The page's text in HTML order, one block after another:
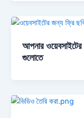
আপনার
গুলোতে